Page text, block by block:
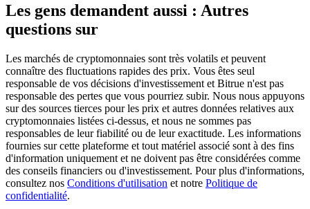
Rejoignez les meilleurs traders
Devenez un trader de copie
Profitez du partage des bénéfices et des commissions de copy
trading
Les gens demandent aussi : Autres
questions sur
Les marchés de cryptomonnaies sont très volatils et peuvent
connaître des fluctuations rapides des prix. Vous êtes seul
responsable de vos décisions d'investissement et Bitrue n'est pas
responsable des pertes que vous pourriez subir. Nous nous appuyons
sur des sources tierces pour les prix et autres données relatives aux
cryptomonnaies listées ci-dessus, et nous ne sommes pas
responsables de leur fiabilité ou de leur exactitude. Les informations
fournies sur cette plateforme et tout matériel associé sont à des fins
d'information uniquement et ne doivent pas être considérées comme
des conseils financiers ou d'investissement. Pour plus d'informations,
consultez nos Conditions d'utilisation et notre Politique de
confidentialité.